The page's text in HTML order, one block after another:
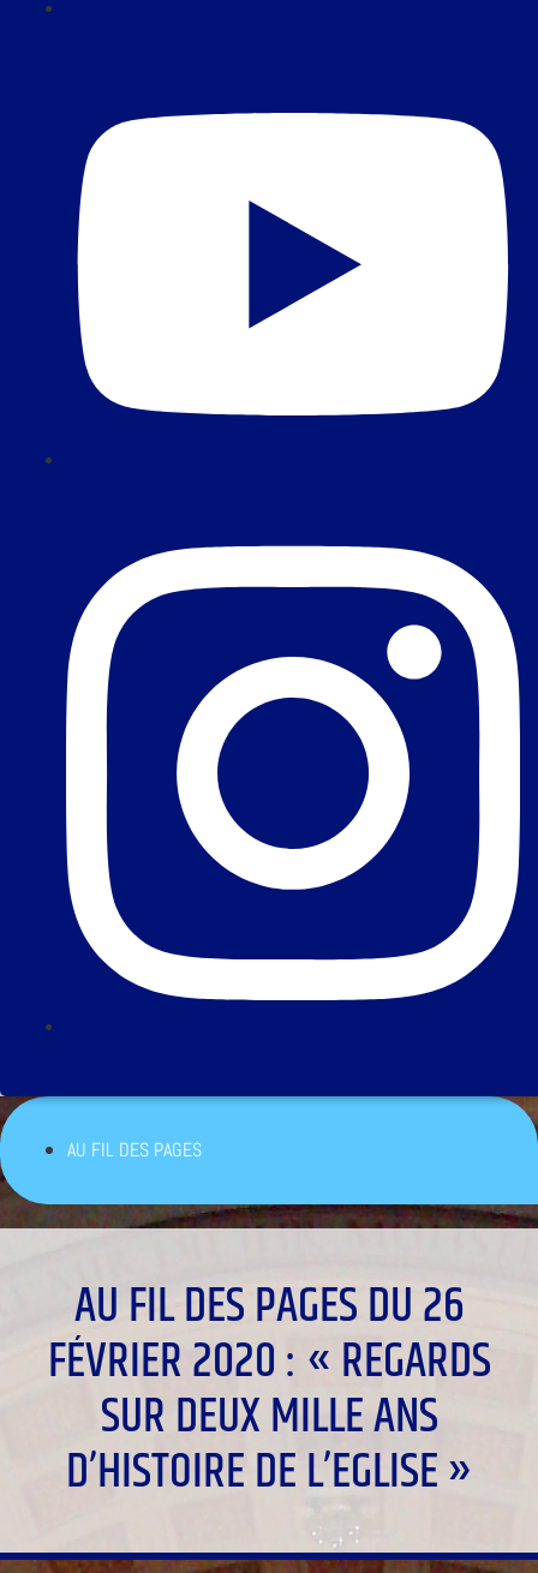
AU FIL DES PAGES
AU FIL DES PAGES DU 26
FÉVRIER 2020 : « REGARDS
SUR DEUX MILLE ANS
D’HISTOIRE DE L’EGLISE »